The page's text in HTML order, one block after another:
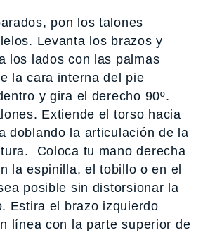
pon los talones
Levanta los brazos y
los lados con las palmas
la cara interna del pie
y gira el derecho 90º.
Extiende el torso hacia
doblando la articulación de la
Coloca tu mano derecha
la espinilla, el tobillo o en el
posible sin distorsionar la
Estira el brazo izquierdo
línea con la parte superior de